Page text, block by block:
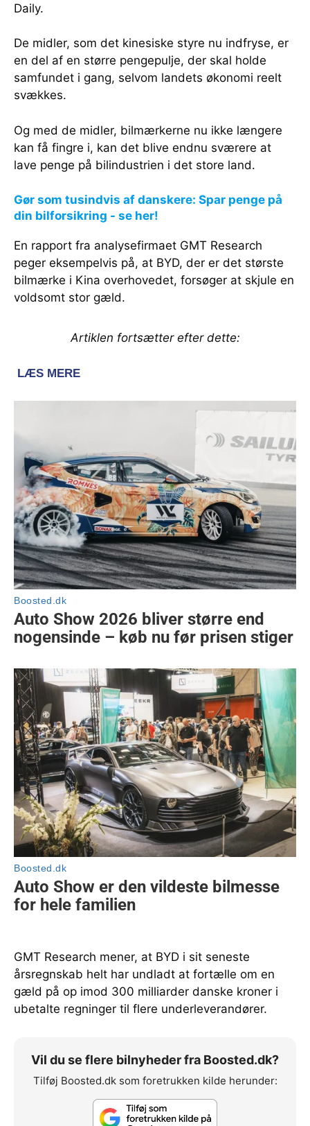
Daily.
De midler, som det kinesiske styre nu indfryse, er
en del af en større pengepulje, der skal holde
samfundet i gang, selvom landets økonomi reelt
svækkes.
Og med de midler, bilmærkerne nu ikke længere
kan få fingre i, kan det blive endnu sværere at
lave penge på bilindustrien i det store land.
Gør som tusindvis af danskere: Spar penge på
din bilforsikring - se her!
En rapport fra analysefirmaet GMT Research
peger eksempelvis på, at BYD, der er det største
bilmærke i Kina overhovedet, forsøger at skjule en
voldsomt stor gæld.
Artiklen fortsætter efter dette:
GMT Research mener, at BYD i sit seneste
årsregnskab helt har undladt at fortælle om en
gæld på op imod 300 milliarder danske kroner i
ubetalte regninger til flere underleverandører.
Vil du se flere bilnyheder fra Boosted.dk?
Tilføj Boosted.dk som foretrukken kilde herunder: